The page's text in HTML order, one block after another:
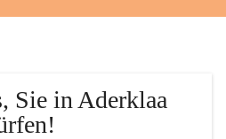
Sie in Aderklaa